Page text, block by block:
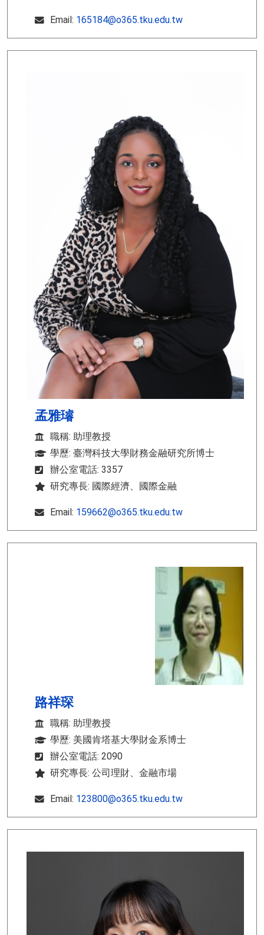
Email: 165184@o365.tku.edu.tw
孟雅璿
職稱: 助理教授
學歷: 臺灣科技大學財務金融研究所博士
辦公室電話: 3357
研究專長: 國際經濟、國際金融
Email: 159662@o365.tku.edu.tw
路祥琛
職稱: 助理教授
學歷: 美國肯塔基大學財金系博士
辦公室電話: 2090
研究專長: 公司理財、金融市場
Email: 123800@o365.tku.edu.tw